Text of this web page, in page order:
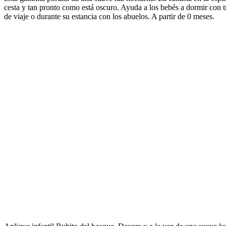
cesta y tan pronto como está oscuro. Ayuda a los bebés a dormir
de viaje o durante su estancia con los abuelos. A partir de 0 meses.